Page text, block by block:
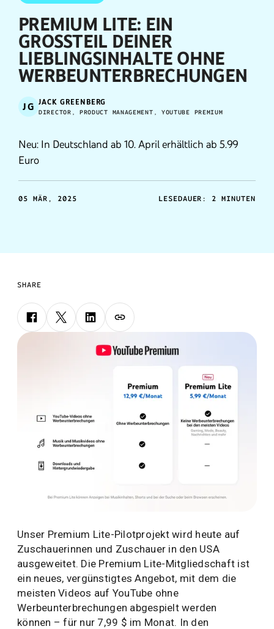
PREMIUM LITE: EIN
GROSSTEIL DEINER L
IEBLINGSINHALTE OHNE W
ERBEUNTERBRECHUNGEN
JG JACK GREENBERG
DIRECTOR, PRODUCT MANAGEMENT, YOUTUBE PREMIUM
Neu: In Deutschland ab 10. April erhältlich ab 5.99
Euro
05 MÄR, 2025 LESEDAUER: 2 MINUTEN
SHARE
Unser Premium Lite-Pilotprojekt wird heute auf
Zuschauerinnen und Zuschauer in den USA
ausgeweitet. Die Premium Lite-Mitgliedschaft ist
ein neues, vergünstigtes Angebot, mit dem die
meisten Videos auf YouTube ohne
Werbeunterbrechungen abgespielt werden
können – für nur 7,99 $ im Monat. In den